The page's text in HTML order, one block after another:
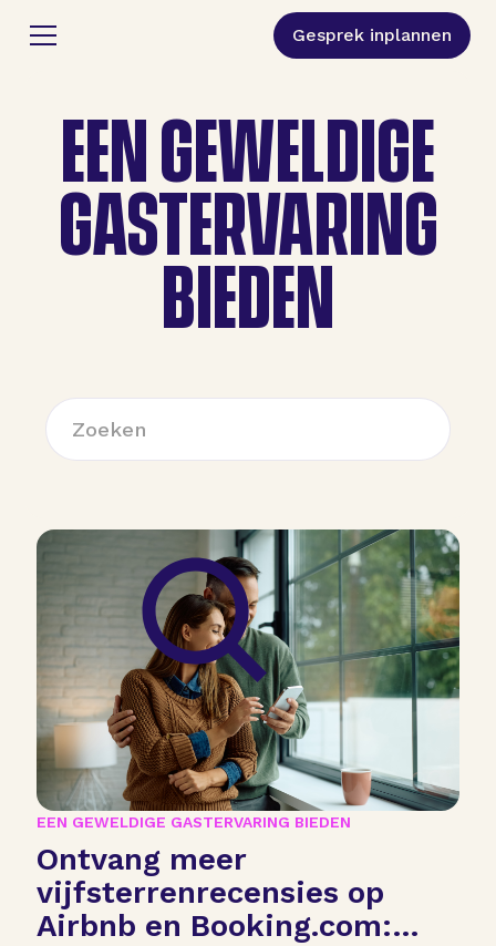
Gesprek inplannen
EEN GEWELDIGE
GASTERVARING
BIEDEN
EEN GEWELDIGE GASTERVARING BIEDEN
Ontvang meer
vijfsterrenrecensies op
Airbnb en Booking.com: